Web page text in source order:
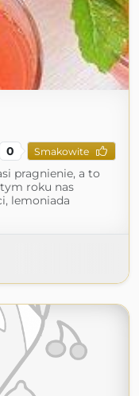
0 Smakowite
pragnienie, a to
tym roku nas
lemoniada